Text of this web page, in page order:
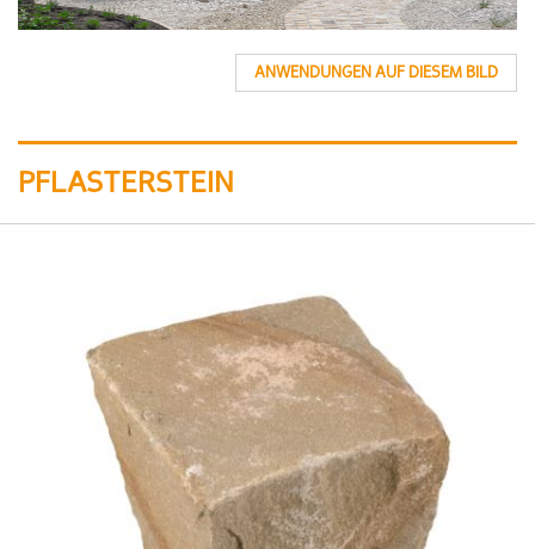
ANWENDUNGEN AUF DIESEM BILD
PFLASTERSTEIN